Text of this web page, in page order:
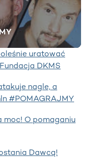
uratować
DKMS
nagle, a
#POMAGRAJMY
moc! O pomaganiu
Dawcą!